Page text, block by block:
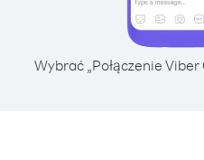
Wybrać „Połączenie